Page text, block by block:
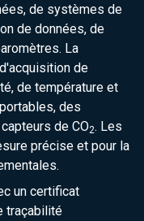
de systèmes de
de données, de
La
de
de température et
des
de CO2. Les
précise et pour la
un certificat
traçabilité